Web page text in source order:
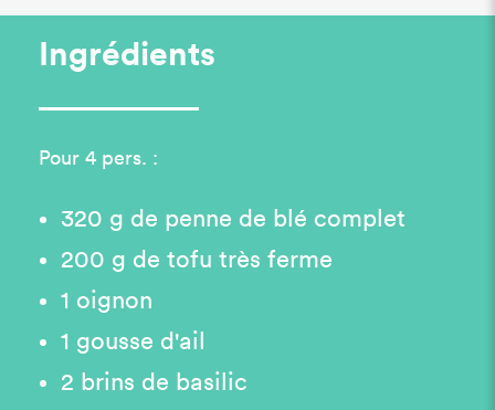
Ingrédients
Pour 4 pers. :
320 g de penne de blé complet
200 g de tofu très ferme
1 oignon
1 gousse d'ail
2 brins de basilic